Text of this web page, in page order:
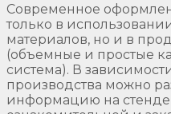
Современное
только в
материалов, но и в
(объемные и простые
система). В
производства можно
информацию на